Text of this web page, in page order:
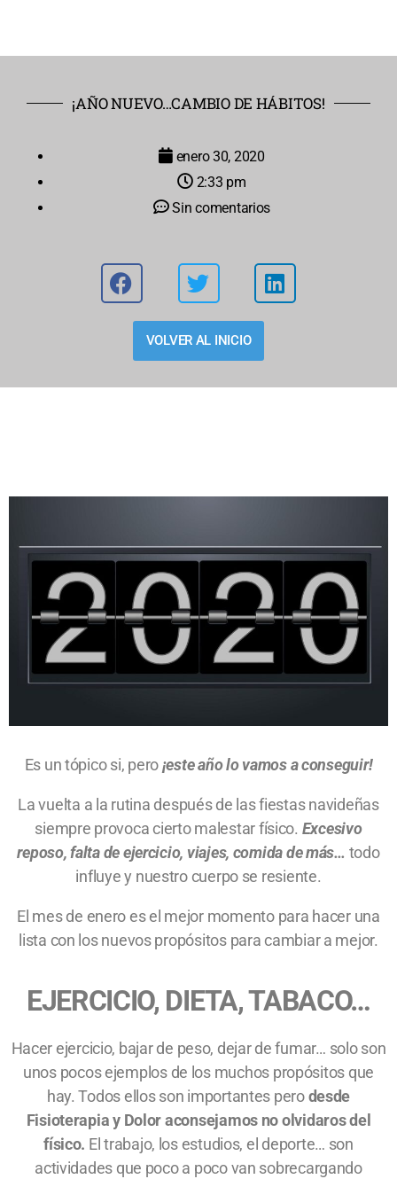
¡AÑO NUEVO…CAMBIO DE HÁBITOS!
enero 30, 2020
2:33 pm
Sin comentarios
VOLVER AL INICIO
Es un tópico si, pero¡este año lo vamos a conseguir!
La vuelta a la rutina después de las fiestas navideñas
siempre provoca cierto malestar físico. Excesivo
reposo, falta de ejercicio, viajes, comida de más… todo
influye y nuestro cuerpo se resiente.
El mes de enero es el mejor momento para hacer una
lista con los nuevos propósitos para cambiar a mejor.
EJERCICIO, DIETA, TABACO…
Hacer ejercicio, bajar de peso, dejar de fumar… solo son
unos pocos ejemplos de los muchos propósitos que
hay. Todos ellos son importantes perodesde
Fisioterapia y Dolor aconsejamos no olvidaros del
físico. El trabajo, los estudios, el deporte… son
actividades que poco a poco van sobrecargando